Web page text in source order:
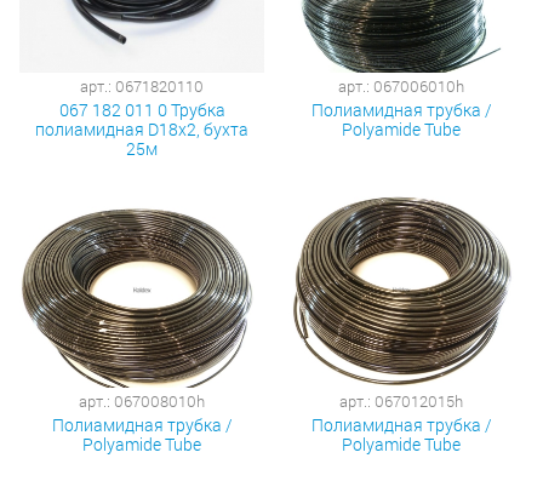
арт.: 0671820110
067 182 011 0 Трубка
полиамидная D18х2, бухта
25м
арт.: 067006010h
Полиамидная трубка /
Polyamide Tube
арт.: 067008010h
Полиамидная трубка /
Polyamide Tube
арт.: 067012015h
Полиамидная трубка /
Polyamide Tube